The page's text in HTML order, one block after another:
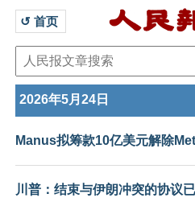
↺ 首页
2026年5月24日
Manus拟筹款10亿美元解除
川普：结束与伊朗冲突的协议